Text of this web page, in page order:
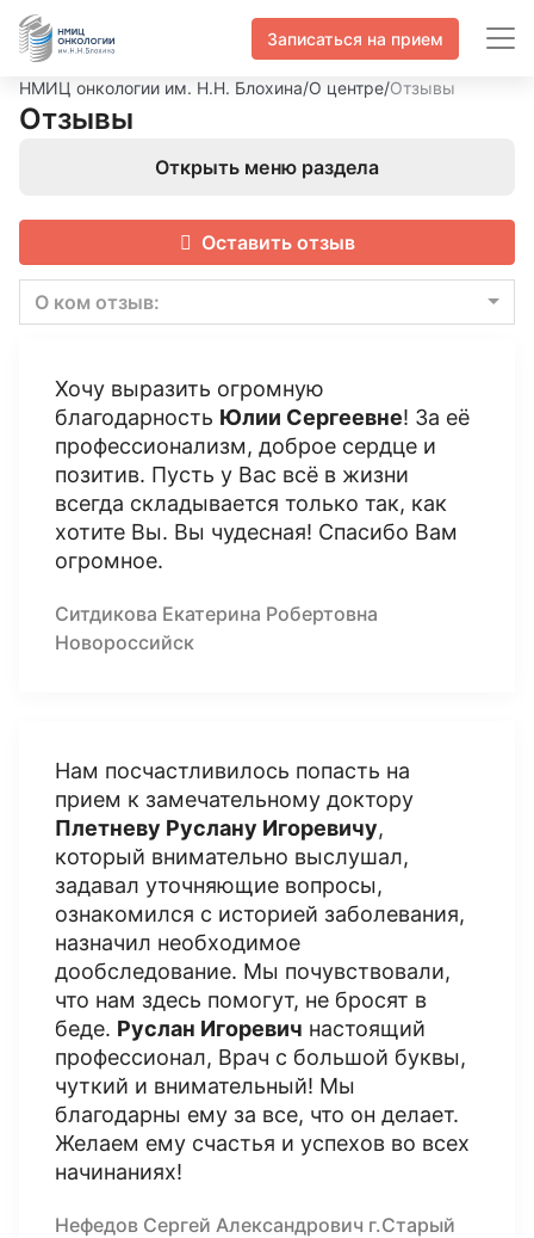
Записаться на прием
НМИЦ онкологии им. Н.Н. Блохина/О центре/Отзывы
Отзывы
Открыть меню раздела
Оставить отзыв
О ком отзыв:
Хочу выразить огромную
благодарность Юлии Сергеевне! За её
профессионализм, доброе сердце и
позитив. Пусть у Вас всё в жизни
всегда складывается только так, как
хотите Вы. Вы чудесная! Спасибо Вам
огромное.
Ситдикова Екатерина Робертовна
Новороссийск
Нам посчастливилось попасть на
прием к замечательному доктору
Плетневу Руслану Игоревичу,
который внимательно выслушал,
задавал уточняющие вопросы,
ознакомился с историей заболевания,
назначил необходимое
дообследование. Мы почувствовали,
что нам здесь помогут, не бросят в
беде. Руслан Игоревич настоящий
профессионал, Врач с большой буквы,
чуткий и внимательный! Мы
благодарны ему за все, что он делает.
Желаем ему счастья и успехов во всех
начинаниях!
Нефедов Сергей Александрович г.Старый